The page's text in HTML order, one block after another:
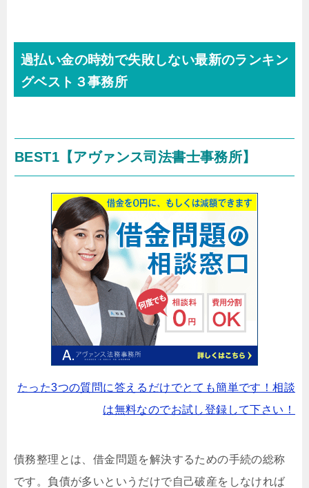
過払い金の時効で失敗しない最新のランキン
グベスト３事務所
BEST1 【アヴァンス司法書士事務所】
たった3つの質問に答えるだけでとても簡単です！相談
は無料なのでお試し登録して下さい！
債務整理とは、借金問題を解決するための手続の総称
です。負債が多いというだけで自己破産をしなければ